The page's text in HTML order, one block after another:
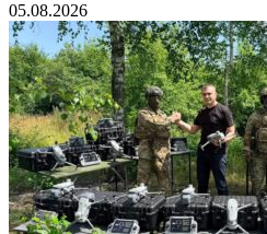
05.08.2026